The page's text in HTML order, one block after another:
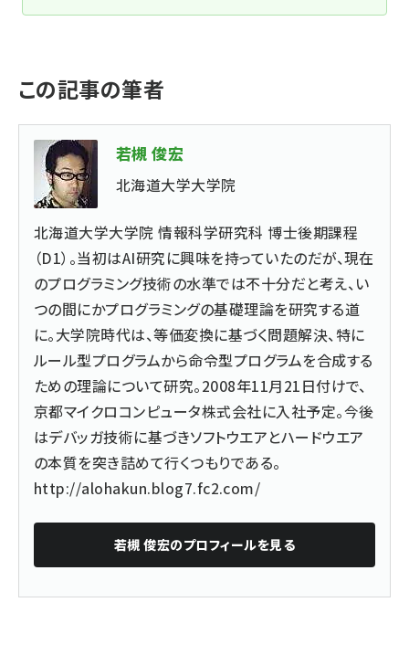
この記事の筆者
若槻 俊宏
北海道大学大学院
北海道大学大学院 情報科学研究科 博士後期課程
（D1）。当初はAI研究に興味を持っていたのだが、現在
のプログラミング技術の水準では不十分だと考え、い
つの間にかプログラミングの基礎理論を研究する道
に。大学院時代は、等価変換に基づく問題解決、特に
ルール型プログラムから命令型プログラムを合成する
ための理論について研究。2008年11月21日付けで、
京都マイクロコンピュータ株式会社に入社予定。今後
はデバッガ技術に基づきソフトウエアとハードウエア
の本質を突き詰めて行くつもりである。
http://alohakun.blog7.fc2.com/
若槻 俊宏のプロフィールを見る